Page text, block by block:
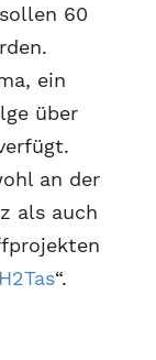
60
ein
über
an der
als auch
H2Tas“.